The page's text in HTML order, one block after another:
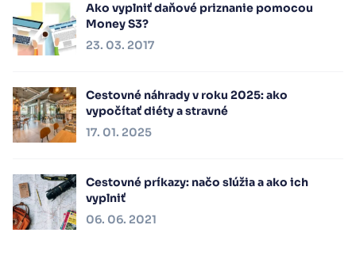
Ako vyplniť daňové priznanie pomocou
Money S3?
23. 03. 2017
Cestovné náhrady v roku 2025: ako
vypočítať diéty a stravné
17. 01. 2025
Cestovné príkazy: načo slúžia a ako ich
vyplniť
06. 06. 2021